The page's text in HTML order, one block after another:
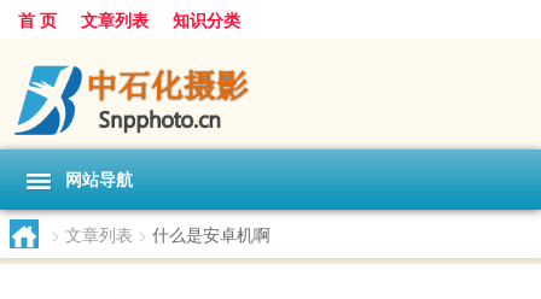
首 页 文章列表 知识分类
网站导航
> 文章列表 > 什么是安卓机啊